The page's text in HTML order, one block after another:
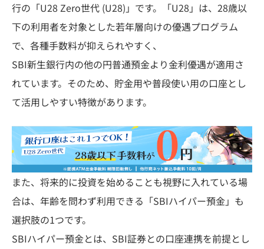
行の「U28 Zero世代 (U28)」です。「U28」は、28歳以
下の利用者を対象とした若年層向けの優遇プログラム
で、各種手数料が抑えられやすく、
SBI新生銀行内の他の円普通預金より金利優遇が適用さ
れています。そのため、貯金用や普段使い用の口座とし
て活用しやすい特徴があります。
また、将来的に投資を始めることも視野に入れている場
合は、年齢を問わず利用できる「SBIハイパー預金」も
選択肢の1つです。
SBIハイパー預金とは、SBI証券との口座連携を前提とし